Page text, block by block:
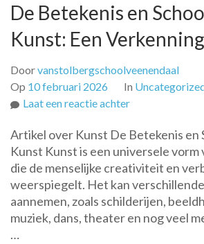
De Betekenis en
Kunst: Een Verkenning
Doorvanstolbergschoolveenendaal
Op 10 februari 2026 In
Laat een reactie achterop
Betekenis
en
Schoonheid
van
Kunst:
Een
Artikel over Kunst De Betekenis en
Kunst Kunst is een universele vorm
die de menselijke creativiteit en
weerspiegelt. Het kan
aannemen, zoals schilderijen,
muziek, dans, theater en nog veel
…